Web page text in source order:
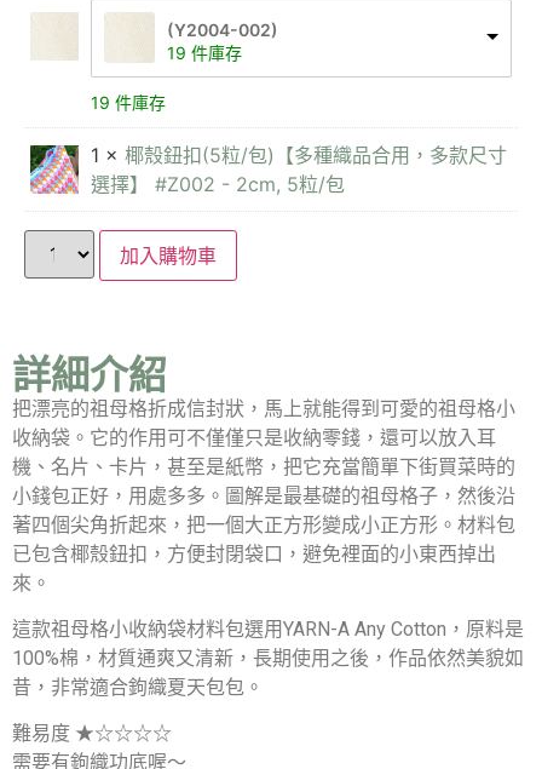
(Y2004-002)
19 件庫存
19 件庫存
1 × 椰殼鈕扣(5粒/包)【多種織品合用，多款尺寸
選擇】 #Z002 - 2cm, 5粒/包
加入購物車
詳細介紹
把漂亮的祖母格折成信封狀，馬上就能得到可愛的祖母格小
收納袋。它的作用可不僅僅只是收納零錢，還可以放入耳
機、名片、卡片，甚至是紙幣，把它充當簡單下街買菜時的
小錢包正好，用處多多。圖解是最基礎的祖母格子，然後沿
著四個尖角折起來，把一個大正方形變成小正方形。材料包
已包含椰殼鈕扣，方便封閉袋口，避免裡面的小東西掉出
來。
這款祖母格小收納袋材料包選用YARN-A Any Cotton，原料是
100%棉，材質通爽又清新，長期使用之後，作品依然美貌如
昔，非常適合鉤織夏天包包。
難易度 ★☆☆☆☆
需要有鉤織功底喔～